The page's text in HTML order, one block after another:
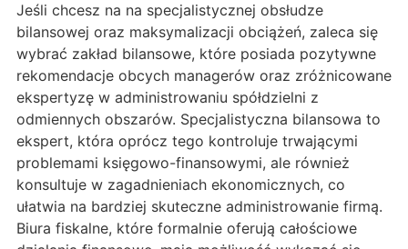
Jeśli chcesz na na specjalistycznej obsłudze
bilansowej oraz maksymalizacji obciążeń, zaleca się
wybrać zakład bilansowe, które posiada pozytywne
rekomendacje obcych managerów oraz zróżnicowane
ekspertyzę w administrowaniu spółdzielni z
odmiennych obszarów. Specjalistyczna bilansowa to
ekspert, która oprócz tego kontroluje trwającymi
problemami księgowo-finansowymi, ale również
konsultuje w zagadnieniach ekonomicznych, co
ułatwia na bardziej skuteczne administrowanie firmą.
Biura fiskalne, które formalnie oferują całościowe